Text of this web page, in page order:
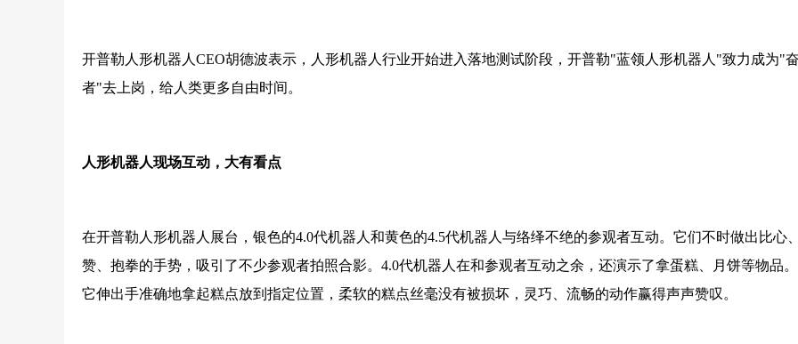
开普勒人形机器人CEO胡德波表示，人形机器人行业开始进入落地测试阶段，开普勒"蓝领人形机器人"致力成为"
者"去上岗，给人类更多自由时间。
人形机器人现场互动，大有看点
在开普勒人形机器人展台，银色的4.0代机器人和黄色的4.5代机器人与络绎不绝的参观者互动。它们不时做出比心
赞、抱拳的手势，吸引了不少参观者拍照合影。4.0代机器人在和参观者互动之余，还演示了拿蛋糕、月饼等物品
它伸出手准确地拿起糕点放到指定位置，柔软的糕点丝毫没有被损坏，灵巧、流畅的动作赢得声声赞叹。